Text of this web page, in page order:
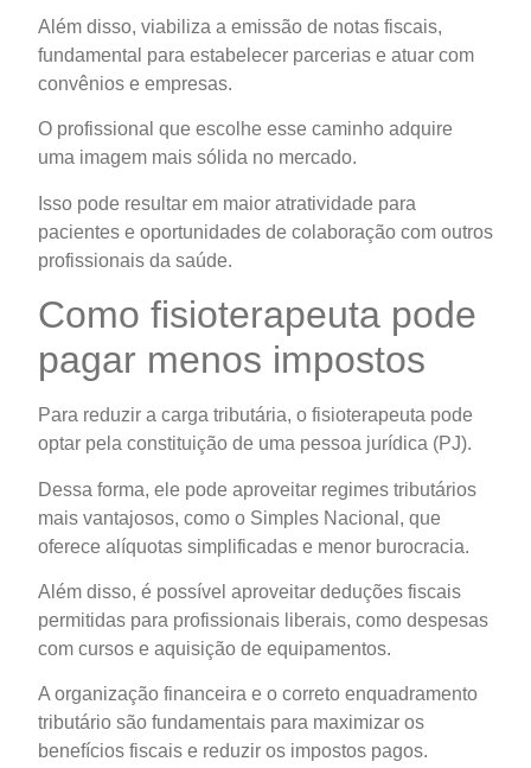
Além disso, viabiliza a emissão de notas fiscais,
fundamental para estabelecer parcerias e atuar com
convênios e empresas.
O profissional que escolhe esse caminho adquire
uma imagem mais sólida no mercado.
Isso pode resultar em maior atratividade para
pacientes e oportunidades de colaboração com outros
profissionais da saúde.
Como fisioterapeuta pode
pagar menos impostos
Para reduzir a carga tributária, o fisioterapeuta pode
optar pela constituição de uma pessoa jurídica (PJ).
Dessa forma, ele pode aproveitar regimes tributários
mais vantajosos, como o Simples Nacional, que
oferece alíquotas simplificadas e menor burocracia.
Além disso, é possível aproveitar deduções fiscais
permitidas para profissionais liberais, como despesas
com cursos e aquisição de equipamentos.
A organização financeira e o correto enquadramento
tributário são fundamentais para maximizar os
benefícios fiscais e reduzir os impostos pagos.